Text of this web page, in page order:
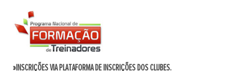
»INSCRIÇÕES VIA PLATAFORMA DE INSCRIÇÕES DOS CLUBES.